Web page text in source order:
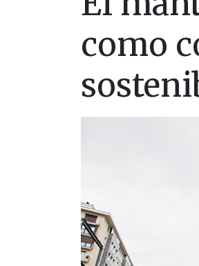
como